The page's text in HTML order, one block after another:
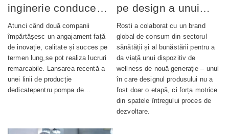
inginerie conduce
lansarea cu succes
a producției de
pompe de ungere
automată
Atunci când două companii
împărtășesc un angajament față
de inovație, calitate și succes pe
termen lung,se pot realiza lucruri
remarcabile. Lansarea recentă a
unei linii de producție
dedicatepentru pompa de…
pe design a unui
dispozitiv de
wellness complet
integrat
Rosti a colaborat cu un brand
global de consum din sectorul
sănătății și al bunăstării pentru a
da viață unui dispozitiv de
wellness de nouă generație – unul
în care designul produsului nu a
fost doar o etapă, ci forța motrice
din spatele întregului proces de
dezvoltare.